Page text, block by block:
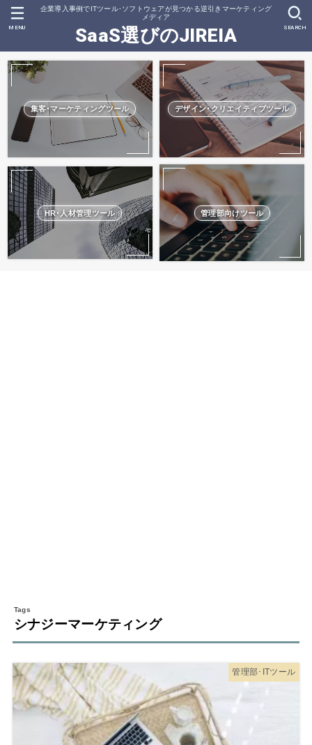
企業導入事例でITツール･ソフトウェアが見つかる逆引きマーケティング
メディア
SaaS選びのJIREIA SEARCH
MENU
集客･マーケティングツール デザイン･クリエイティブツール
HR･人材管理ツール 管理部向けツール
シナジーマーケティング
管理部･ITツール